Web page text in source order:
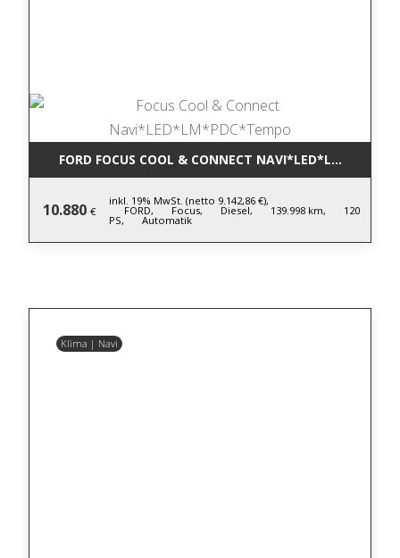
FORD FOCUS COOL & CONNECT
10.880 €
inkl. 19% MwSt. (netto 9.142,86 €),
FORD, Focus, Diesel, 139.998 km, 120
PS, Automatik
Klima | Navi